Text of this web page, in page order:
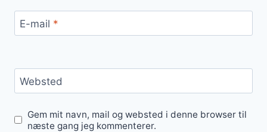
E-mail *
Websted
Gem mit navn, mail og websted i denne browser til
næste gang jeg kommenterer.